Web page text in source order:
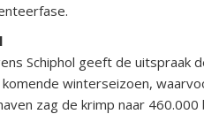
Schiphol geeft de uitspraak
winterseizoen,
zag de krimp naar